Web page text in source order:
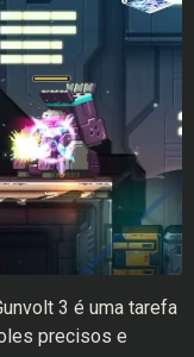
3 é uma tarefa
precisos e